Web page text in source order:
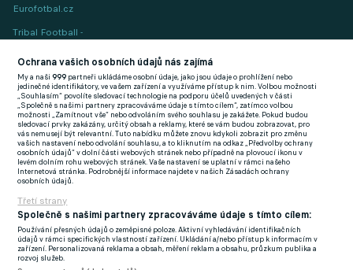
Eurofotbal.cz
Tribal Football -
(EN)
FlashFutbal (SK)
Tenisportal.cz
Tenisové zprávy
na Livesportu
Podmínky užití
Zásady ochrany osobních údajů
GDPR a žurnalistika
Ochrana vašich osobních údajů nás zajímá
My a naši999 partneři ukládáme osobní údaje, jako jsou údaje o prohlížení nebo
jedinečné identifikátory, ve vašem zařízení a využíváme přístup k nim. Volbou možnosti
„Souhlasím“ povolíte sledovací technologie na podporu účelů uvedených v části
„Společně s našimi partnery zpracováváme údaje s tímto cílem“, zatímco volbou
možnosti „Zamítnout vše“ nebo odvoláním svého souhlasu je zakážete. Pokud budou
sledovací prvky zakázány, určitý obsah a reklamy, které se vám budou zobrazovat, pro
vás nemusejí být relevantní. Tuto nabídku můžete znovu kdykoli zobrazit pro změnu
vašich nastavení nebo odvolání souhlasu, a to kliknutím na odkaz „Předvolby ochrany
osobních údajů“ v dolní části webových stránek nebo případně na plovoucí ikonu v
levém dolním rohu webových stránek. Vaše nastavení se uplatní v rámci našeho
Internetová stránka. Podrobnější informace najdete v našich Zásadách ochrany
osobních údajů.
Třetí strany
Společně s našimi partnery zpracováváme údaje s tímto cílem:
Používání přesných údajů o zeměpisné poloze. Aktivní vyhledávání identifikačních
údajů v rámci specifických vlastností zařízení. Ukládání a/nebo přístup k informacím v
zařízení. Personalizovaná reklama a obsah, měření reklam a obsahu, průzkum publika a
rozvoj služeb.